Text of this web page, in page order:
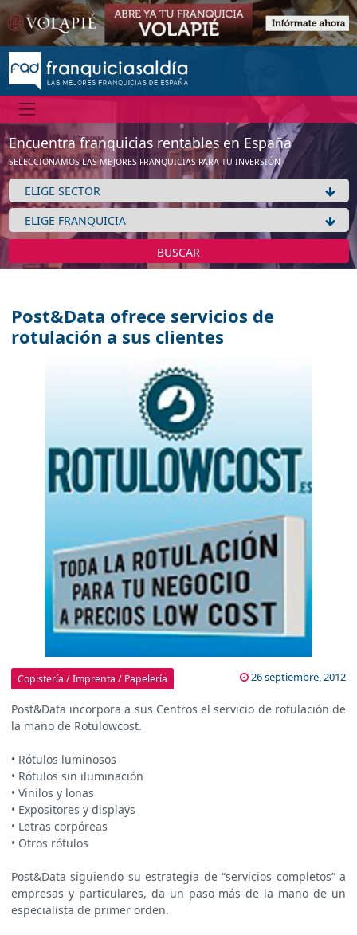
Encuentra franquicias rentables en España
SELECCIONAMOS LAS MEJORES FRANQUICIAS PARA TU INVERSIÓN
BUSCAR
Post&Data ofrece servicios de
rotulación a sus clientes
Copistería / Imprenta / Papelería 26 septiembre, 2012
Post&Data incorpora a sus Centros el servicio de rotulación de
la mano de Rotulowcost.
• Rótulos luminosos
• Rótulos sin iluminación
• Vinilos y lonas
• Expositores y displays
• Letras corpóreas
• Otros rótulos
Post&Data siguiendo su estrategia de “servicios completos” a
empresas y particulares, da un paso más de la mano de un
especialista de primer orden.